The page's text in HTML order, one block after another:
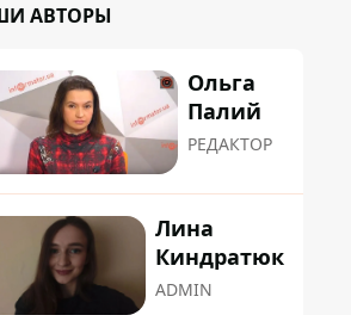
АВТОРЫ
Ольга
Палий
РЕДАКТОР
Лина
Киндратюк
ADMIN